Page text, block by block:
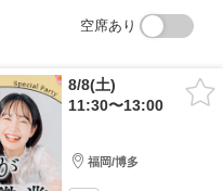
空席あり
8/8(土)
11:30〜13:00
福岡/博多